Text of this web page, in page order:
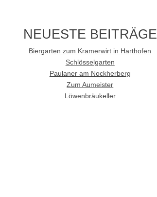
NEUESTE BEITRÄGE
Biergarten zum Kramerwirt in Harthofen
Schlösselgarten
Paulaner am Nockherberg
Zum Aumeister
Löwenbräukeller